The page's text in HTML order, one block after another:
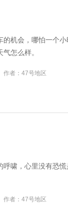
的机会，哪怕一个
怎么样。
作者：47号地区
啸，心里没有恐慌
作者：47号地区